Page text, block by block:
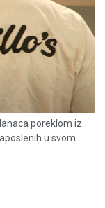
poreklom iz
u svom